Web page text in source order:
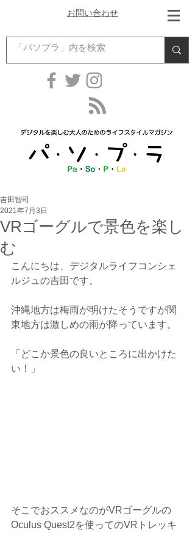
お問い合わせ
VRゴーグルで景色を楽し
む
吉田智司
2021年7月3日
こんにちは、デジタルライフコンシェ
ルジュの吉田です。
沖縄地方は梅雨が明けたそうですが関
東地方は激しめの雨が降っています。
「どこか景色の良いところに出かけた
い！」
そこでおススメなのがVRゴーグルの
Oculus Quest2を使ってのVRトレッキ